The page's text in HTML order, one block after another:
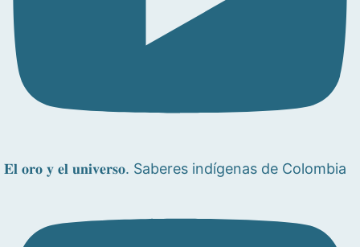
𝐄𝐥 𝐨𝐫𝐨 𝐲 𝐞𝐥 𝐮𝐧𝐢𝐯𝐞𝐫𝐬𝐨. Saberes indígenas de Colombia